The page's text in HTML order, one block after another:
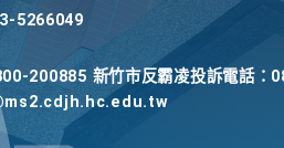
5266049
200885 新竹市反霸凌投訴電話：